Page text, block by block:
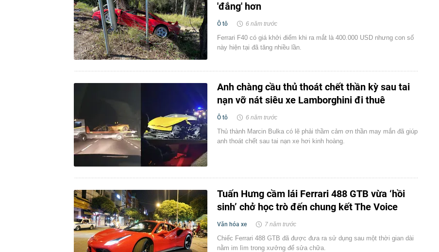
'đắng' hơn
Ô tô 6 năm trước
Ferrari F40 có giá khởi điểm khi ra mắt là 400.000 USD nhưng con số
này hiện tại đã tăng nhiều lần.
Anh chàng cầu thủ thoát chết thần kỳ sau tai
nạn vỡ nát siêu xe Lamborghini đi thuê
Ô tô 6 năm trước
Thủ thành Marcin Bulka có lẽ phải thầm cảm ơn thần may mắn đã giúp
anh thoát chết sau tai nạn xe hơi kinh hoàng.
Tuấn Hưng cầm lái Ferrari 488 GTB vừa ‘hồi
sinh’ chở học trò đến chung kết The Voice
Văn hóa xe 7 năm trước
Chiếc Ferrari 488 GTB đã được đưa ra sử dụng sau một thời gian dài
nằm im lìm trong xưởng để sửa chữa.